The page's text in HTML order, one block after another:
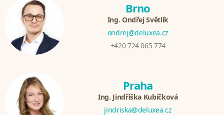
Brno
Ing. Ondřej Světlík
ondrej@deluxea.cz
+420 724 065 774
Praha
Ing. Jindřiška Kubíčková
jindriska@deluxea.cz